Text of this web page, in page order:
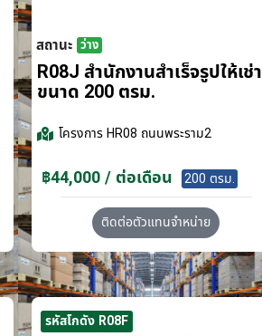
สถานะ ว่าง
R08J สำนักงานสำเร็จรูปให้เช่า
ขนาด 200 ตรม.
โครงการHR08 ถนนพระราม2
฿44,000 / ต่อเดือน 200 ตรม.
ติดต่อตัวแทนจำหน่าย
รหัสโกดัง R08F